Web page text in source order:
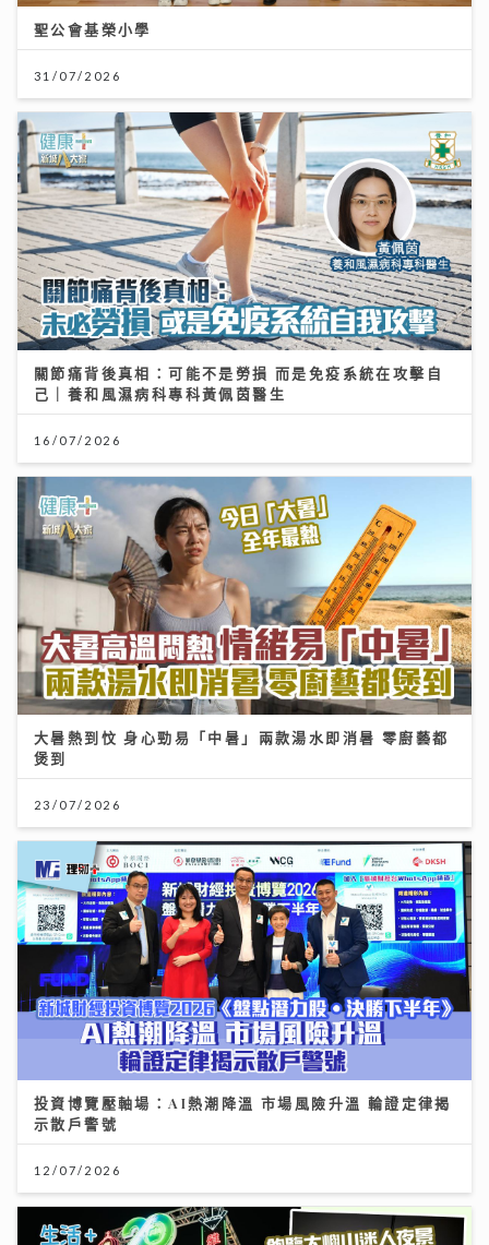
聖公會基榮小學
31/07/2026
關節痛背後真相：可能不是勞損 而是免疫系統在攻擊自
己｜養和風濕病科專科黃佩茵醫生
16/07/2026
大暑熱到忟 身心勁易「中暑」兩款湯水即消暑 零廚藝都
煲到
23/07/2026
投資博覽壓軸場：AI熱潮降溫 市場風險升溫 輪證定律揭
示散戶警號
12/07/2026